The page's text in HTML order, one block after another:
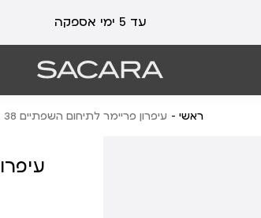
עד 5 ימי אספקה
ראשי עיפרון פריימר לתיחום השפתיים 38